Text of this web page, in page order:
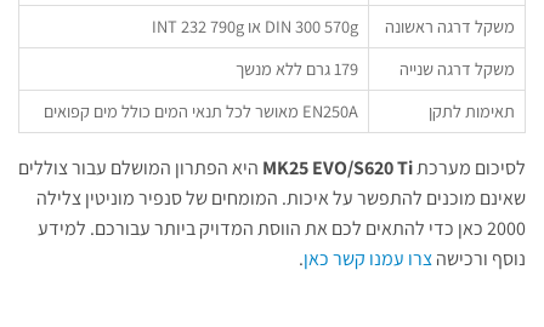
משקל דרגה ראשונה
DIN 300 570g או INT 232 790g
משקל דרגה שנייה
179 גרם ללא מנשך
תאימות לתקן
EN250A מאושר לכל תנאי המים כולל מים קפואים
לסיכום מערכתMK25 EVO/S620 Ti היא הפתרון המושלם עבור צוללים
שאינם מוכנים להתפשר על איכות. המומחים של סנפיר מוניטין צלילה
2000 כאן כדי להתאים לכם את הווסת המדויק ביותר עבורכם. למידע
נוסף ורכישהצרו עמנו קשר כאן.